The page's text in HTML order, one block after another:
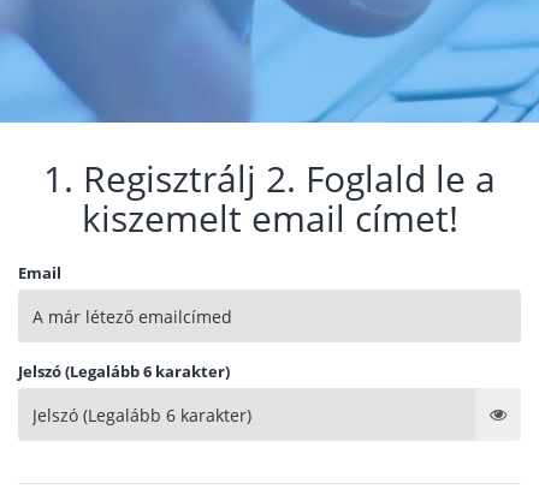
1. Regisztrálj 2. Foglald le a
kiszemelt email címet!
Email
Jelszó (Legalább 6 karakter)